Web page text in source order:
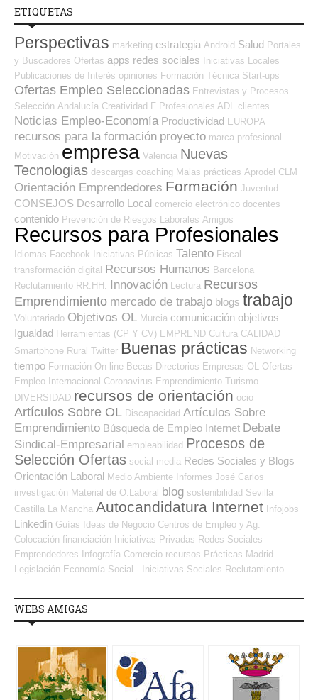
ETIQUETAS
Perspectivas marketing estrategia Android Salud Portales
y Buscadores Ofertas apps redes sociales
Iniciativas Locales
Publicaciones de Interés opiniones Formación Técnica Start-ups
Ofertas Empleo Seleccionadas Entrevistas y Procesos
Selección Andalucía Creatividad F Profesionales ADL clientes
Noticias Empleo-Economía Productividad EUROPA
recursos para la formación proyecto marca profesional
Motivación empresa Valencia Nuevas
Tecnologias descargas coaching Malas prácticas Aprodel CLM
Orientación Emprendedores Formación Juventud
CONSEJOS Desarrollo Local comercio electrónico docentes
contenido Prevención de Riesgos Laborales Amigos
Recursos para Profesionales
Idiomas Facebook Iniciativas Públicas Talento Fiscal
transformación digital
Recursos Humanos Barcelona
Reclutamiento RR.HH.
Innovación Lectura Recursos
Emprendimiento mercado de trabajo blogs trabajo
Voluntariado Objetivos OL Murcia comunicación objetivos
Igualdad Herramientas (CP Y CV) EMPREND Cultura CALIDAD
Smartphone Rural Twitter Buenas prácticas Networking
tiempo Formación On-line Becas Directorios Empresas OL Ofertas
Empleo Internacional Coronavirus Emprendimiento Turismo
DIVERSIDAD recursos de orientación ocio
Artículos Sobre OL Discapacidad Artículos Sobre
Emprendimiento Búsqueda de Empleo Internet Debate
Sindical-Empresarial empleabilidad Procesos de
Selección Ofertas social media Redes Sociales y Blogs
Orientación Laboral Medio Ambiente Informes José Carlos
investigación Material de O.Laboral blog sostenibilidad Sevilla
Castilla La Mancha Autocandidatura Internet Infojobs
Linkedin Guías Ideas de Negocio Centros de Empleo y Ag.
Colocación financiación Iniciativas Privadas Redes Sociales
Emprendedores
Infografía Comercio recursos Prácticas Madrid
Legislación Economía Social - Iniciativas Sociales Reclutamiento
WEBS AMIGAS